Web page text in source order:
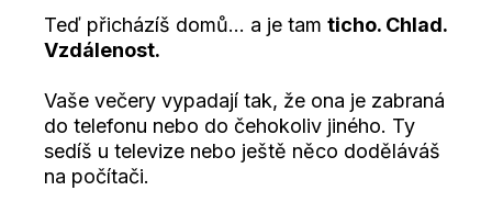
Teď přicházíš domů... a je tam ticho. Chlad.
Vzdálenost.
Vaše večery vypadají tak, že ona je zabraná
do telefonu nebo do čehokoliv jiného. Ty
sedíš u televize nebo ještě něco doděláváš
na počítači.